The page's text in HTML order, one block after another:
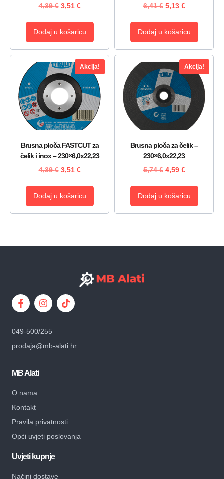
4,39€ 3,51 €
Dodaj u košaricu
6,41€ 5,13 €
Dodaj u košaricu
Akcija!
Brusna ploča FASTCUT za
čelik i inox – 230×6,0x22,23
4,39€ 3,51 €
Dodaj u košaricu
Akcija!
Brusna ploča za čelik –
230×6,0x22,23
5,74€ 4,59 €
Dodaj u košaricu
049-500/255
prodaja@mb-alati.hr
MB Alati
O nama
Kontakt
Pravila privatnosti
Opći uvjeti poslovanja
Uvjeti kupnje
Načini dostave